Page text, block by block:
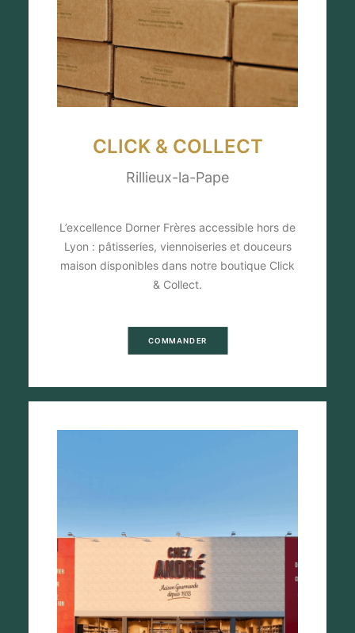
CLICK & COLLECT
Rillieux-la-Pape
L’excellence Dorner Frères accessible hors de
Lyon : pâtisseries, viennoiseries et douceurs
maison disponibles dans notre boutique Click
& Collect.
COMMANDER